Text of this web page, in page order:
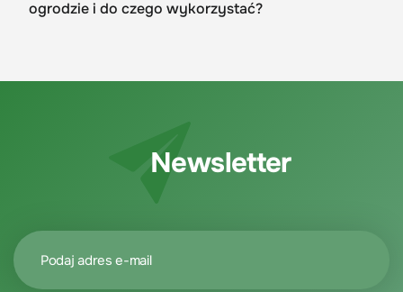
ogrodzie i do czego wykorzystać?
Newsletter